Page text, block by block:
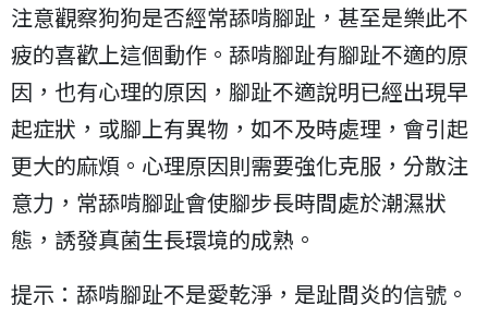
注意觀察狗狗是否經常舔啃腳趾，甚至是樂此不
疲的喜歡上這個動作。舔啃腳趾有腳趾不適的原
因，也有心理的原因，腳趾不適說明已經出現早
起症狀，或腳上有異物，如不及時處理，會引起
更大的麻煩。心理原因則需要強化克服，分散注
意力，常舔啃腳趾會使腳步長時間處於潮濕狀
態，誘發真菌生長環境的成熟。
提示：舔啃腳趾不是愛乾淨，是趾間炎的信號。